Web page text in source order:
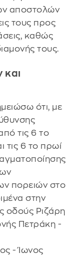
αποστολών
τους προς
καθώς
τους.
ότι, με
τις 6 το
τις 6 το πρωί
πορειών στο
στην
οδούς Ριζάρη
Πετράκη -
- Ίωνος